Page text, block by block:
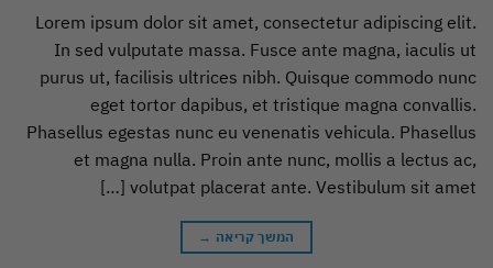
Lorem ipsum dolor sit amet, consectetur adipiscing elit.
In sed vulputate massa. Fusce ante magna, iaculis ut
purus ut, facilisis ultrices nibh. Quisque commodo nunc
eget tortor dapibus, et tristique magna convallis.
Phasellus egestas nunc eu venenatis vehicula. Phasellus
et magna nulla. Proin ante nunc, mollis a lectus ac,
volutpat placerat ante. Vestibulum sit amet […]
המשך קריאה →